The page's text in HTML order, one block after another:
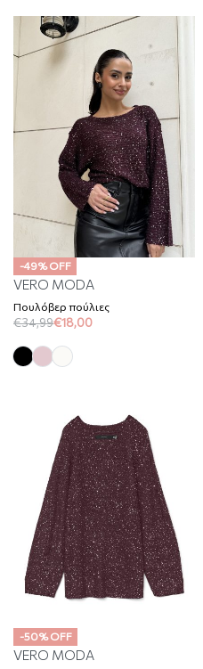
-49% OFF
VERO MODA
Πουλόβερ πούλιες
€34,99€18,00
-50% OFF
VERO MODA